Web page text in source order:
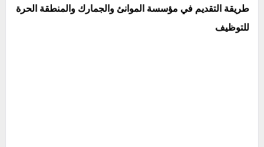
طريقة التقديم في مؤسسة الموانئ والجمارك والمنطقة الحرة
للتوظيف